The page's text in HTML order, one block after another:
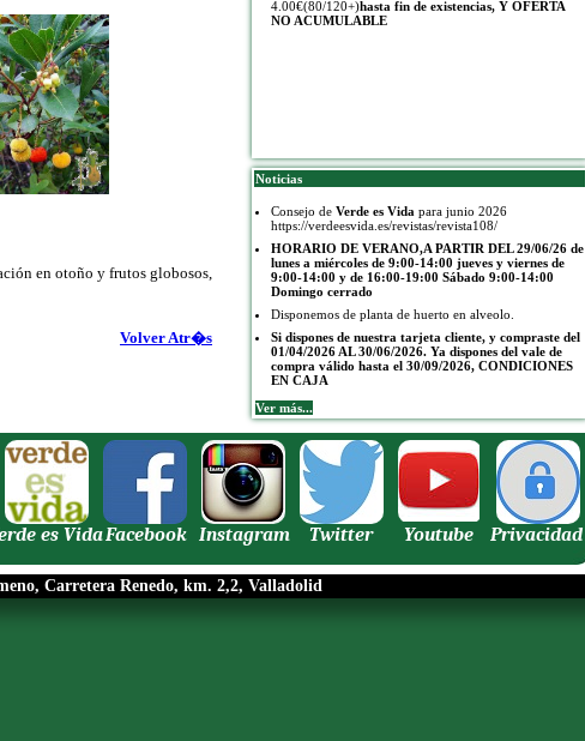
4.00€(80/120+)hasta fin de existencias, Y OFERTA
NO ACUMULABLE
Noticias
Consejo de Verde es Vida para junio 2026
https://verdeesvida.es/revistas/revista108/
HORARIO DE VERANO,A PARTIR DEL 29/06/26 de
lunes a miércoles de 9:00-14:00 jueves y viernes de
9:00-14:00 y de 16:00-19:00 Sábado 9:00-14:00
Domingo cerrado
Disponemos de planta de huerto en alveolo.
Si dispones de nuestra tarjeta cliente, y compraste del
01/04/2026 AL 30/06/2026. Ya dispones del vale de
compra válido hasta el 30/09/2026, CONDICIONES
EN CAJA
Ver más...
en otoño y frutos globosos,
Volver Atr�s
es VidaFacebook Instagram Twitter Youtube Privacidad
Carretera Renedo, km. 2,2, Valladolid